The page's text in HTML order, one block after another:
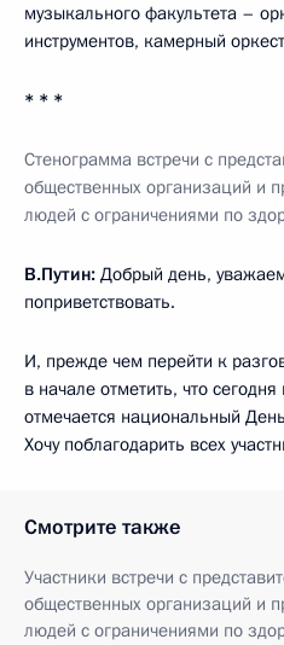
музыкального факультета –
инструментов, камерный
* * *
Стенограмма встречи с
общественных организаций и
людей с ограничениями по
В.Путин: Добрый день,
поприветствовать.
И, прежде чем перейти к
в начале отметить, что
отмечается национальный
Хочу поблагодарить всех
Смотрите также
Участники встречи с
общественных организаций и
людей с ограничениями по